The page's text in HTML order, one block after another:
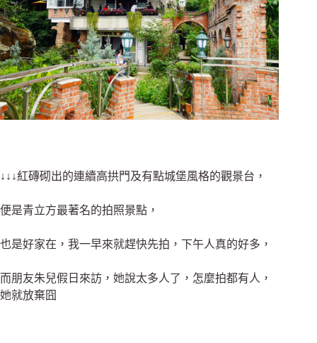
↓↓↓紅磚砌出的連續高拱門 及有點城堡風格的觀景台，
便是青立方最著名的拍照景點，
也是好家在，我一早來就趕快先拍， 下午人真的好多，
而朋友朱兒假日來訪，她說太多人了，怎麼拍都有人，
她就放棄囧